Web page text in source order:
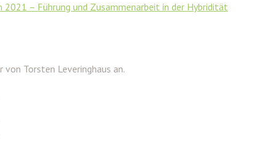
– Führung und Zusammenarbeit in der Hybridität
Torsten Leveringhaus an.